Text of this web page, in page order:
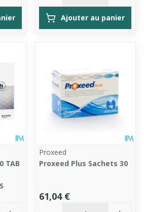
Ajouter au panier
TAB
Proxeed
Proxeed Plus Sachets 30
61,04 €